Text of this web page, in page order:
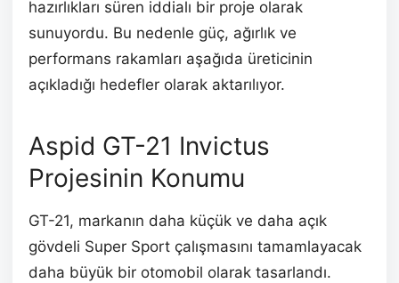
hazırlıkları süren iddialı bir proje olarak
sunuyordu. Bu nedenle güç, ağırlık ve
performans rakamları aşağıda üreticinin
açıkladığı hedefler olarak aktarılıyor.
Aspid GT-21 Invictus
Projesinin Konumu
GT-21, markanın daha küçük ve daha açık
gövdeli Super Sport çalışmasını tamamlayacak
daha büyük bir otomobil olarak tasarlandı.